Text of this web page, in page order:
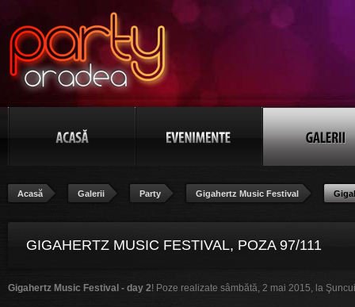
Acasă Galerii Party Gigahertz Music Festival
GIGAHERTZ MUSIC FESTIVAL, POZA 97/111
Gigahertz Music Festival - day 2! Poze realizate sâmbătă, 2 mai 2015, la